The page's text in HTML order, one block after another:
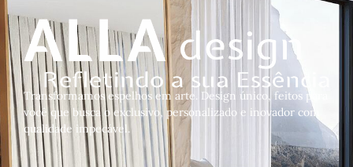
Transformamos espelhos em arte. Design único, feitos para
você que busca o exclusivo, personalizado e inovador com
qualidade impecável.